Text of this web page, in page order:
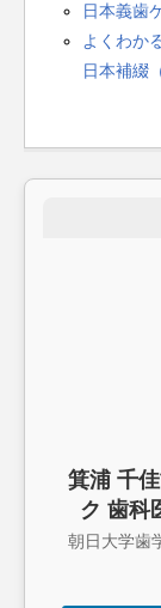
日本義歯
よくわか
日本補綴
箕浦 千
ク 歯科
朝日大学歯